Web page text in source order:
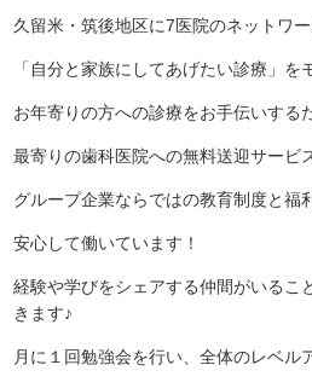
久留米・筑後地区に7医院のネットワ
「自分と家族にしてあげたい診療」を
お年寄りの方への診療をお手伝いする
最寄りの歯科医院への無料送迎サービ
グループ企業ならではの教育制度と福
安心して働いています！
経験や学びをシェアする仲間がいるこ
きます♪
月に１回勉強会を行い、全体のレベル